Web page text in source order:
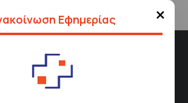
×
Εφημερίας
1,